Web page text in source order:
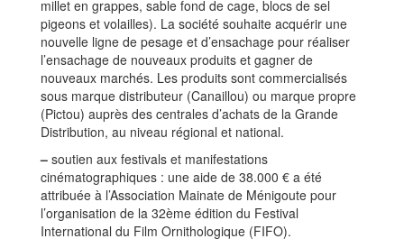
millet en grappes, sable fond de cage, blocs de sel
pigeons et volailles). La société souhaite acquérir une
nouvelle ligne de pesage et d’ensachage pour réaliser
l’ensachage de nouveaux produits et gagner de
nouveaux marchés. Les produits sont commercialisés
sous marque distributeur (Canaillou) ou marque propre
(Pictou) auprès des centrales d’achats de la Grande
Distribution, au niveau régional et national.
– soutien aux festivals et manifestations
cinématographiques : une aide de 38.000 € a été
attribuée à l’Association Mainate de Ménigoute pour
l’organisation de la 32ème édition du Festival
International du Film Ornithologique (FIFO).